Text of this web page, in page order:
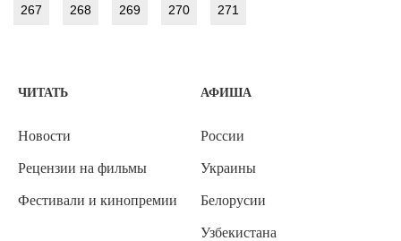
267 268 269 270 271
ЧИТАТЬ
Новости
Рецензии на фильмы
Фестивали и кинопремии
АФИША
России
Украины
Белорусии
Узбекистана